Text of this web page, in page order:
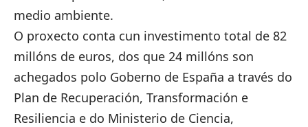
medio ambiente.
O proxecto conta cun investimento total de 82
millóns de euros, dos que 24 millóns son
achegados polo Goberno de España a través do
Plan de Recuperación, Transformación e
Resiliencia e do Ministerio de Ciencia,